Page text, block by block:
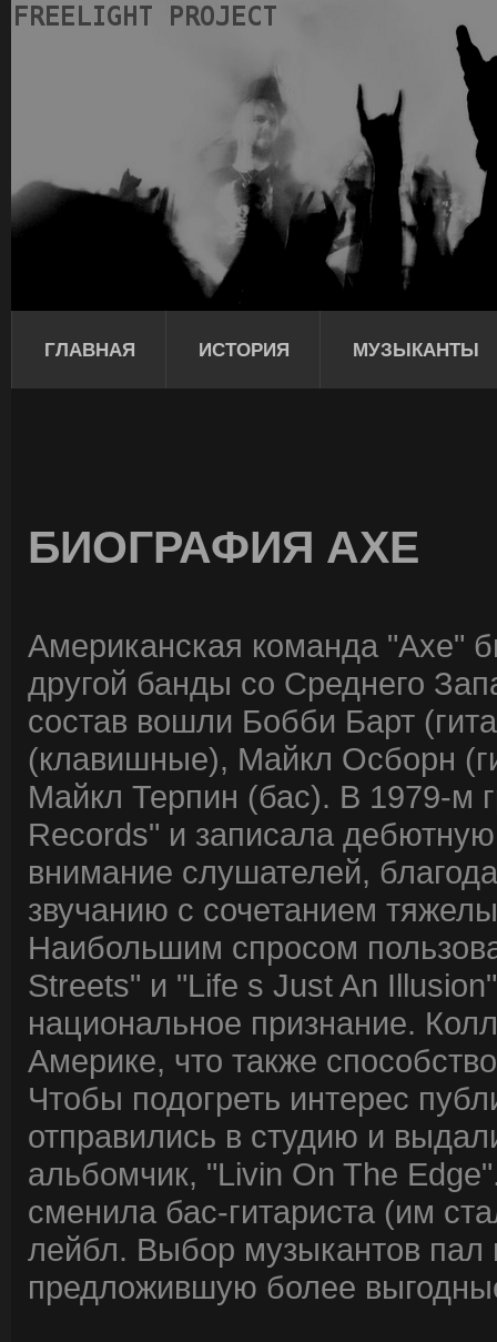
ГЛАВНАЯ ИСТОРИЯ МУЗЫКАНТЫ
БИОГРАФИЯ AXE
Американская команда "Axe"
другой банды со Среднего
состав вошли Бобби Барт
(клавишные), Майкл Осборн
Майкл Терпин (бас). В 1979-м
Records" и записала
внимание слушателей,
звучанию с сочетанием
Наибольшим спросом
Streets" и "Life s Just An
национальное признание.
Америке, что также
Чтобы подогреть интерес
отправились в студию и
альбомчик, "Livin On The
сменила бас-гитариста (им
лейбл. Выбор музыкантов
предложившую более